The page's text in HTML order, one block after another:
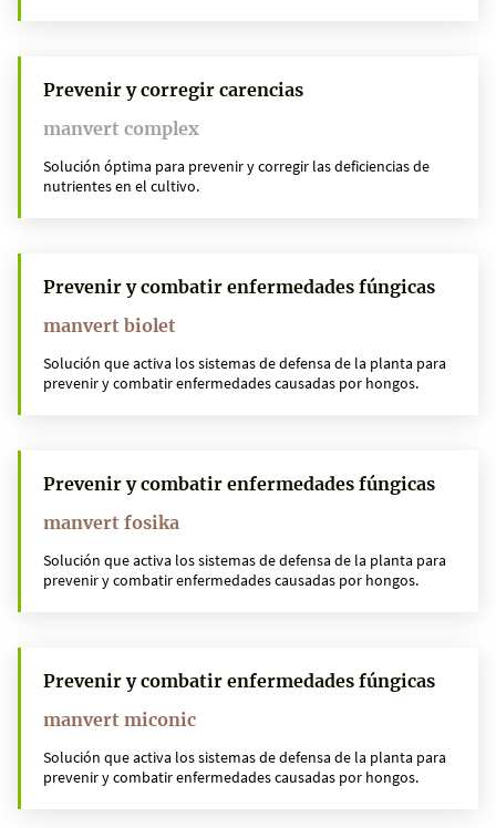
Prevenir y corregir carencias
manvert complex
Solución óptima para prevenir y corregir las deficiencias de
nutrientes en el cultivo.
Prevenir y combatir enfermedades fúngicas
manvert biolet
Solución que activa los sistemas de defensa de la planta para
prevenir y combatir enfermedades causadas por hongos.
Prevenir y combatir enfermedades fúngicas
manvert fosika
Solución que activa los sistemas de defensa de la planta para
prevenir y combatir enfermedades causadas por hongos.
Prevenir y combatir enfermedades fúngicas
manvert miconic
Solución que activa los sistemas de defensa de la planta para
prevenir y combatir enfermedades causadas por hongos.